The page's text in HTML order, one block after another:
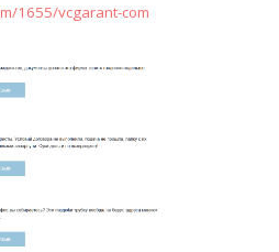
1655/vcgarant-com